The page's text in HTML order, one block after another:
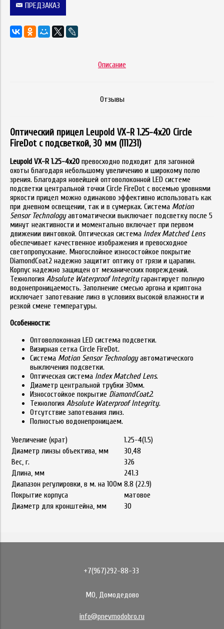
ПРЕДЗАКАЗ
Описание
Отзывы
Оптический прицел Leupold VX-R 1.25-4x20 Circle
FireDot c подсветкой, 30 мм (111231)
Leupold VX-R 1.25-4x20 превосходно подходит для загонной
охоты благодаря небольшому увеличению и широкому полю
зрения. Благодаря новейшей оптоволоконной LED системе
подсветки центральной точки Circle FireDot с восемью уровнями
яркости прицел можно одинаково эффективно использовать как
при дневном освещении, так и в сумерках. Система Motion
Sensor Technologyавтоматически выключает подсветку после 5
минут неактивности и моментально включает при первом
движении винтовкой. Оптическая система Index Matched Lens
обеспечивает качественное изображения и превосходное
светопропускание. Многослойное износостойкое покрытие
DiamondCoat2 надежно защитит оптику от грязи и царапин.
Корпус надежно защищен от механических повреждений.
Технология Absolute Waterproof Integrityгарантирует полную
водонепроницаемость. Заполнение смесью аргона и криптона
исключает запотевание линз в условиях высокой влажности и
резкой смене температуры.
Особенности:
Оптоволоконная LED система подсветки.
Визирная сетка Circle FireDot.
Система Motion Sensor Technologyавтоматического
выключения подсветки.
Оптическая система Index Matched Lens.
Диаметр центральной трубки 30мм.
Износостойкое покрытие DiamondCoat2.
Технология Absolute Waterproof Integrity.
Отсутствие запотевания линз.
Полностью водонепроницаем.
Увеличение (крат)
1.25-4(1.5)
Диаметр линзы объектива, мм
30,48
Вес, г.
326
Длина, мм
241.3
Диапазон регулировки, в м. на 100м 8.8 (22.9)
Покрытие корпуса
матовое
Диаметр для кронштейна, мм
30
+7(967)292-88-33
МО, Домодедово
info@pnevmodobro.ru